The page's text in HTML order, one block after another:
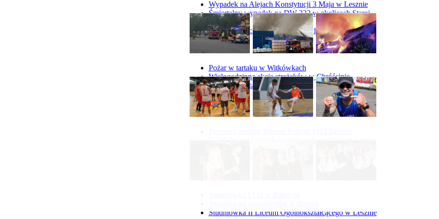
Wypadek na Alejach Konstytucji 3 Maja w Lesznie
Śmiertelny wypadek na DW 323 w okolicach Starej
Góry
Wypadek na obwodnicy Święciechowy
Pożar w tartaku w Witkówkach
Wielogodzinna akcja strażaków w Chróścinie
Pożar hali tartaku w Racocie
Studniówka II Liceum Ogólnokształcącego w Lesznie